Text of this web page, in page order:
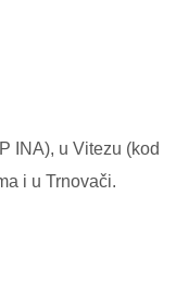
INA), u Vitezu (kod
i u Trnovači.